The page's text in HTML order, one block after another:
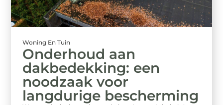
Woning En Tuin
Onderhoud aan
dakbedekking: een
noodzaak voor
langdurige bescherming